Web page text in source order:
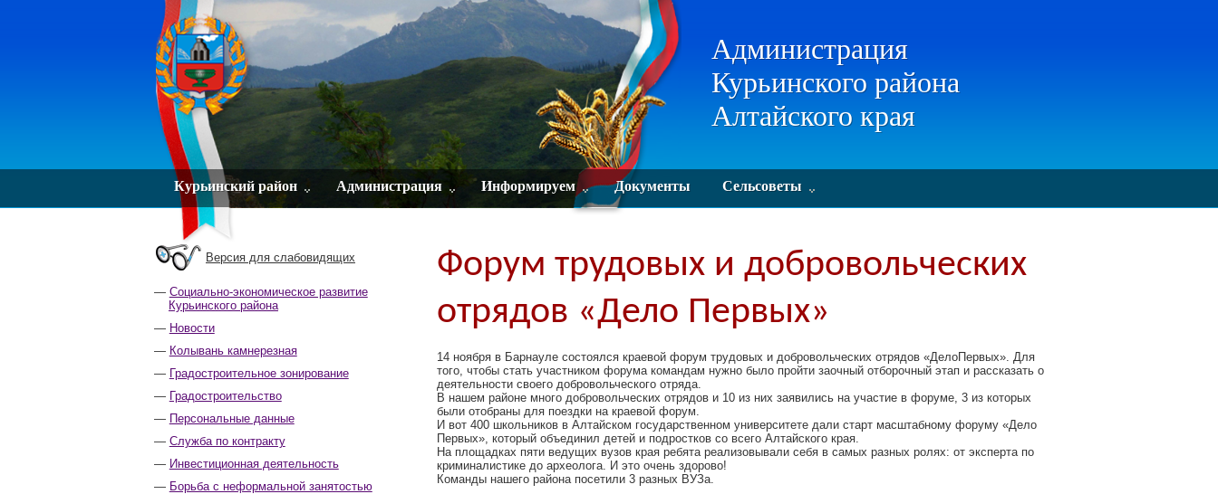
Администрация
Курьинского района
Алтайского края
Курьинский район Администрация Информируем Документы Сельсоветы
Версия для слабовидящих
Социально-экономическое развитие
Курьинского района
Новости
Колывань камнерезная
Градостроительное зонирование
Градостроительство
Персональные данные
Служба по контракту
Инвестиционная деятельность
Борьба с неформальной занятостью
Форум трудовых и добровольческих
отрядов «Дело Первых»
14 ноября в Барнауле состоялся краевой форум трудовых и добровольческих отрядов «ДелоПервых». Для
того, чтобы стать участником форума командам нужно было пройти заочный отборочный этап и рассказать о
деятельности своего добровольческого отряда.
В нашем районе много добровольческих отрядов и 10 из них заявились на участие в форуме, 3 из которых
были отобраны для поездки на краевой форум.
И вот 400 школьников в Алтайском государственном университете дали старт масштабному форуму «Дело
Первых», который объединил детей и подростков со всего Алтайского края.
На площадках пяти ведущих вузов края ребята реализовывали себя в самых разных ролях: от эксперта по
криминалистике до археолога. И это очень здорово!
Команды нашего района посетили 3 разных ВУЗа.